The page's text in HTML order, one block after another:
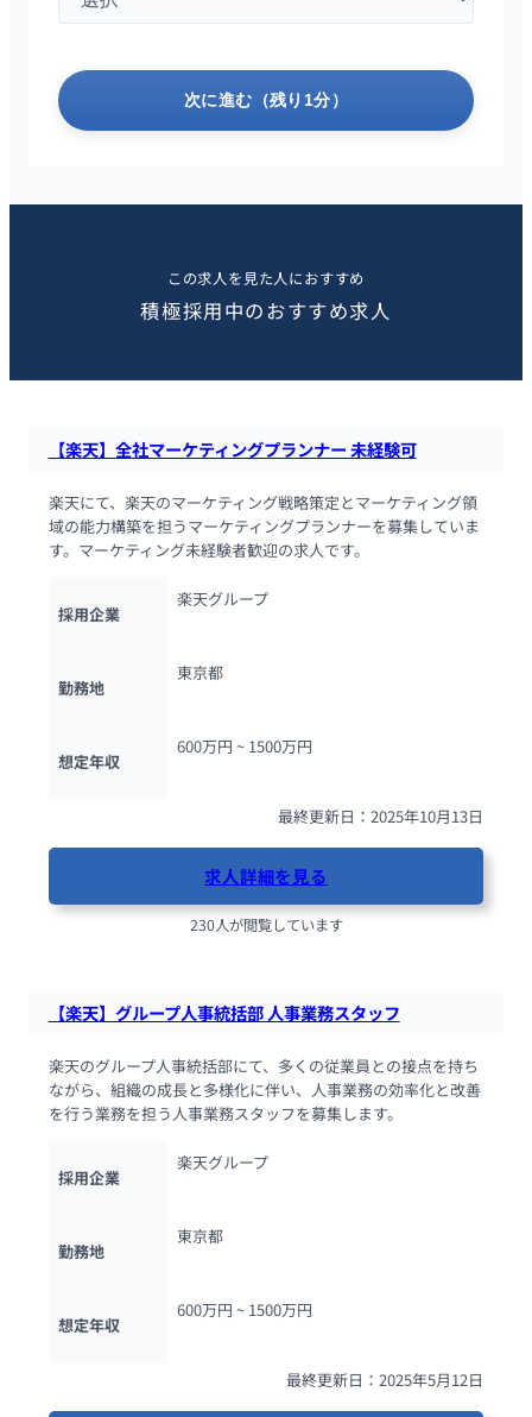
次に進む（残り1分）
この求人を見た人におすすめ
積極採用中のおすすめ求人
【楽天】全社マーケティングプランナー 未経験可
楽天にて、楽天のマーケティング戦略策定とマーケティング領
域の能力構築を担うマーケティングプランナーを募集していま
す。マーケティング未経験者歓迎の求人です。
採用企業
楽天グループ
勤務地
東京都
想定年収
600万円 ~ 1500万円
最終更新日：2025年10月13日
求人詳細を見る
230人が閲覧しています
【楽天】グループ人事統括部 人事業務スタッフ
楽天のグループ人事統括部にて、多くの従業員との接点を持ち
ながら、組織の成長と多様化に伴い、人事業務の効率化と改善
を行う業務を担う人事業務スタッフを募集します。
採用企業
楽天グループ
勤務地
東京都
想定年収
600万円 ~ 1500万円
最終更新日：2025年5月12日